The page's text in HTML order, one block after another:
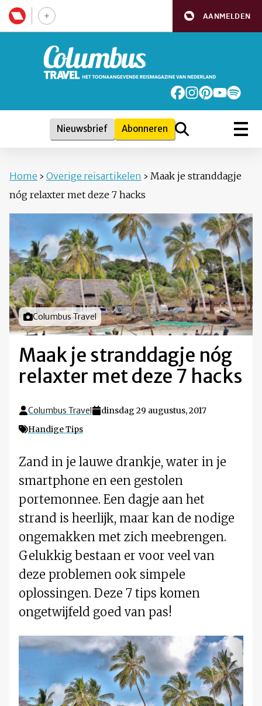
AANMELDEN
Nieuwsbrief Abonneren
Home › Overige reisartikelen › Maak je stranddagje
nóg relaxter met deze 7 hacks
Foto door
Columbus Travel
Maak je stranddagje nóg
relaxter met deze 7 hacks
Columbus Travel
dinsdag 29 augustus, 2017
Handige Tips
Zand in je lauwe drankje, water in je
smartphone en een gestolen
portemonnee. Een dagje aan het
strand is heerlijk, maar kan de nodige
ongemakken met zich meebrengen.
Gelukkig bestaan er voor veel van
deze problemen ook simpele
oplossingen. Deze 7 tips komen
ongetwijfeld goed van pas!